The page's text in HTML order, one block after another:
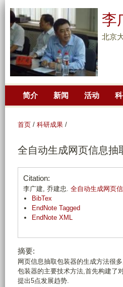
李
北京
简介 新闻 活动
首页 / 科研成果 /
全自动生成网页信息抽
Citation:
李广建, 乔建忠. 全自动生成网页
BibTex
EndNote Tagged
EndNote XML
摘要:
网页信息抽取包装器的生成方法很
包装器的主要技术方法,首先构建了
提出5点发展趋势.